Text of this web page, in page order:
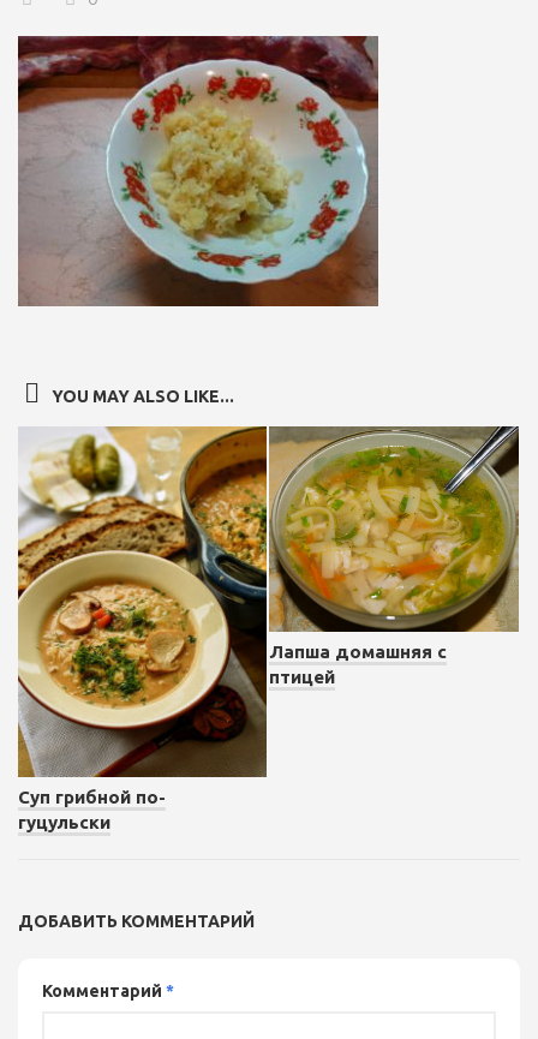
YOU MAY ALSO LIKE...
Суп грибной по-
гуцульски
Лапша домашняя с
птицей
ДОБАВИТЬ КОММЕНТАРИЙ
Комментарий *